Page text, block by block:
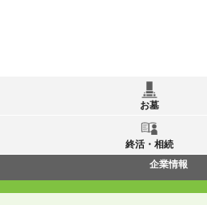
お墓
終活・相続
企業情報